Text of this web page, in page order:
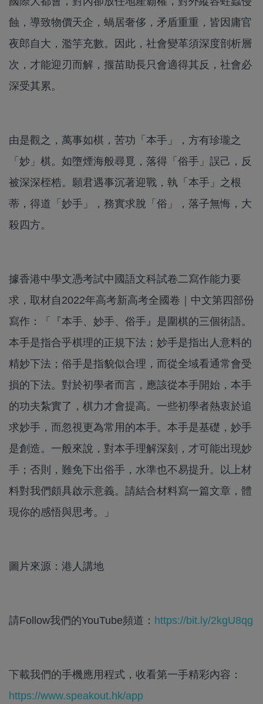
蝕，導致物價天企，蝸居奢侈，矛盾重重，皆因庸官
夜郎自大，濫竽充數。因此，社會變革須深度剖析層
次，才能迎刃而解，揠苗助長只會適得其反，社會必
深受其累。
由是觀之，萬事如棋，苦功「本手」，方有珍瓏之
「妙」棋。如墮煙海般尋覓，落得「俗手」誤己，反
被深深桎梏。願君遇事沉著迎戰，執「本手」之根
蒂，得道「妙手」，務實求脫「俗」，落子無悔，大
殺四方。
據香港中學文憑考試中國語文科試卷二寫作能力要
求，取材自2022年高考新高考全國卷｜中文第四部份
寫作：「『本手、妙手、俗手』是圍棋的三個術語。
本手是指合乎棋理的正規下法；妙手是指出人意料的
精妙下法；俗手是指貌似合理，而從全域看通常會受
損的下法。對於初學者而言，應該從本手開始，本手
的功夫紮實了，棋力才會提高。一些初學者熱衷於追
求妙手，而忽視更為常用的本手。本手是基礎，妙手
是創造。一般來說，對本手理解深刻，才可能出現妙
手；否則，難免下出俗手，水準也不易提升。以上材
料對我們頗具啟示意義。請結合材料寫一篇文章，體
現你的感悟與思考。」
圖片來源：港人講地
請Follow我們的YouTube頻道： https://bit.ly/2kgU8qg
下載我們的手機應用程式，收看第一手精彩內容：
https://www.speakout.hk/app